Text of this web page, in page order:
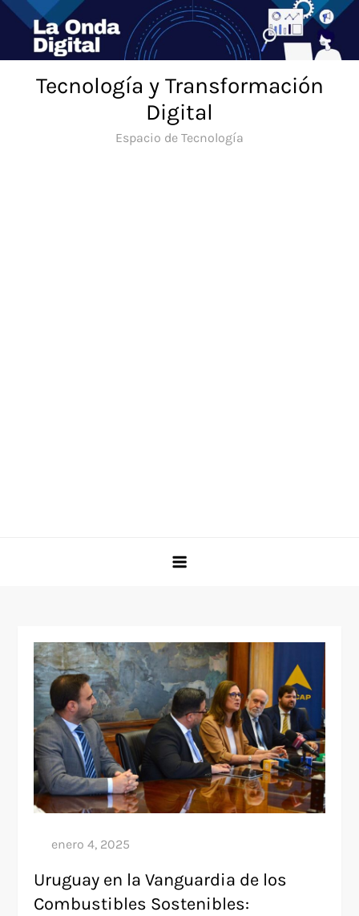
Saltar
contenido
Tecnología y Transformación
Digital
Espacio de Tecnología
Uruguay en la Vanguardia de los
Combustibles Sostenibles: